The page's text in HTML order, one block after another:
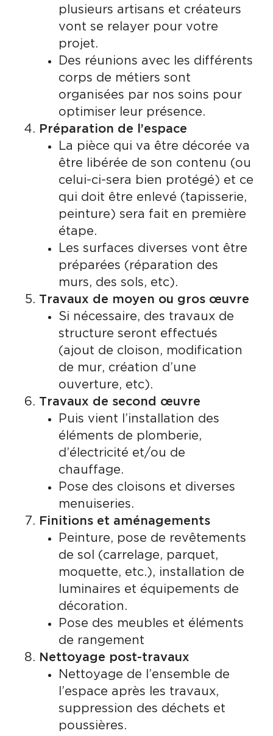
plusieurs artisans et créateurs
vont se relayer pour votre
projet.
Des réunions avec les différents
corps de métiers sont
organisées par nos soins pour
optimiser leur présence.
Préparation de l’espace
La pièce qui va être décorée va
être libérée de son contenu (ou
celui-ci-sera bien protégé) et ce
qui doit être enlevé (tapisserie,
peinture) sera fait en première
étape.
Les surfaces diverses vont être
préparées (réparation des
murs, des sols, etc).
Travaux de moyen ou gros œuvre
Si nécessaire, des travaux de
structure seront effectués
(ajout de cloison, modification
de mur, création d’une
ouverture, etc).
Travaux de second œuvre
Puis vient l’installation des
éléments de plomberie,
d’électricité et/ou de
chauffage.
Pose des cloisons et diverses
menuiseries.
Finitions et aménagements
Peinture, pose de revêtements
de sol (carrelage, parquet,
moquette, etc.), installation de
luminaires et équipements de
décoration.
Pose des meubles et éléments
de rangement
Nettoyage post-travaux
Nettoyage de l’ensemble de
l’espace après les travaux,
suppression des déchets et
poussières.